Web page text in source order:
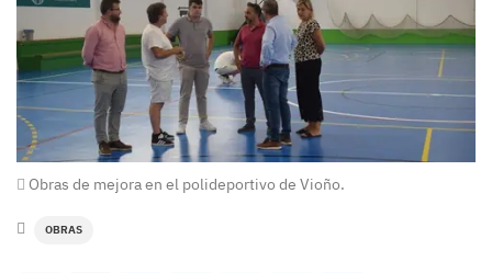
Obras de mejora en el polideportivo de Vioño.
OBRAS